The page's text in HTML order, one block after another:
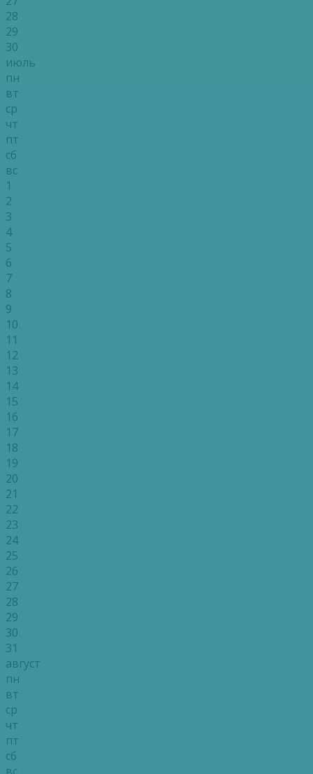
28
29
30
июль
пн
вт
ср
чт
пт
сб
вс
1
2
3
4
5
6
7
8
9
10
11
12
13
14
15
16
17
18
19
20
21
22
23
24
25
26
27
28
29
30
31
август
пн
вт
ср
чт
пт
сб